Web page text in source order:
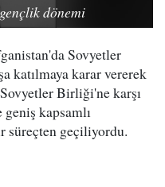
dönemi
Sovyetler
katılmaya karar vererek
Birliği'ne karşı
geniş kapsamlı
süreçten geçiliyordu.